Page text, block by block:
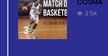
3
COSMA
3.5K